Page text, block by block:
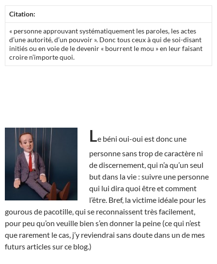
Citation:
« personne approuvant systématiquement les paroles, les actes
d’une autorité, d’un pouvoir ». Donc tous ceux à qui de soi-disant
initiés ou en voie de le devenir « bourrent le mou » en leur faisant
croire n’importe quoi.
Le béni oui-oui est donc une
personne sans trop de caractère ni
de discernement, qui n’a qu’un seul
but dans la vie : suivre une personne
qui lui dira quoi être et comment
l’être. Bref, la victime idéale pour les
gourous de pacotille, qui se reconnaissent très facilement,
pour peu qu’on veuille bien s’en donner la peine (ce qui n’est
que rarement le cas, j’y reviendrai sans doute dans un de mes
futurs articles sur ce blog.)